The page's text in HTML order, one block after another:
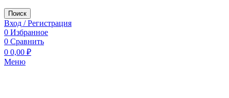
Поиск
Вход / Регистрация
0 Избранное
0 Сравнить
0 0,00 ₽
Меню